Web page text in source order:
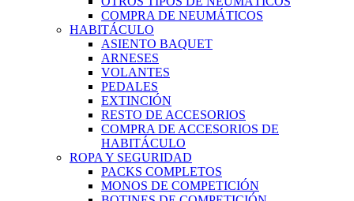
COMPRA DE NEUMÁTICOS
HABITÁCULO
ASIENTO BAQUET
ARNESES
VOLANTES
PEDALES
EXTINCIÓN
RESTO DE ACCESORIOS
COMPRA DE ACCESORIOS DE
HABITÁCULO
ROPA Y SEGURIDAD
PACKS COMPLETOS
MONOS DE COMPETICIÓN